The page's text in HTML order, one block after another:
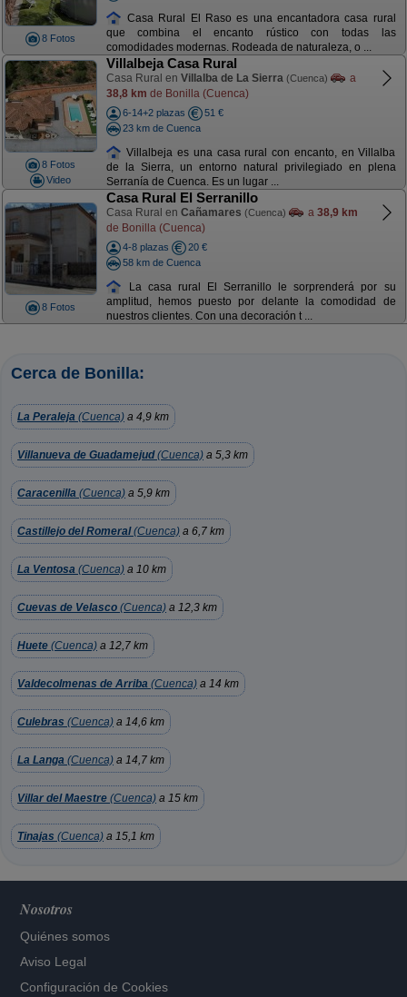
8 Fotos
Casa Rural El Raso es una encantadora casa rural
que combina el encanto rústico con todas las
comodidades modernas. Rodeada de naturaleza, o ...
8 Fotos
Video
Villalbeja Casa Rural
Casa Rural en Villalba de La Sierra (Cuenca)
a
38,8 km de Bonilla (Cuenca)
6-14+2 plazas
51 €
23 km de Cuenca
Villalbeja es una casa rural con encanto, en Villalba
de la Sierra, un entorno natural privilegiado en plena
Serranía de Cuenca. Es un lugar ...
8 Fotos
Casa Rural El Serranillo
Casa Rural en Cañamares (Cuenca) a 38,9 km
de Bonilla (Cuenca)
4-8 plazas
20 €
58 km de Cuenca
La casa rural El Serranillo le sorprenderá por su
amplitud, hemos puesto por delante la comodidad de
nuestros clientes. Con una decoración t ...
Cerca de Bonilla:
La Peraleja (Cuenca) a 4,9 km
Villanueva de Guadamejud(Cuenca) a 5,3 km
Caracenilla (Cuenca) a 5,9 km
Castillejo del Romeral(Cuenca) a 6,7 km
La Ventosa (Cuenca) a 10 km
Cuevas de Velasco (Cuenca) a 12,3 km
Huete (Cuenca) a 12,7 km
Valdecolmenas de Arriba (Cuenca) a 14 km
Culebras (Cuenca) a 14,6 km
La Langa (Cuenca) a 14,7 km
Villar del Maestre (Cuenca) a 15 km
Tinajas (Cuenca) a 15,1 km
Nosotros
Quiénes somos
Aviso Legal
Configuración de Cookies